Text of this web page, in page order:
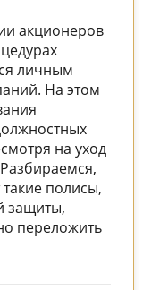
акционеров
личным
На этом
на уход
полисы,
защиты,
переложить